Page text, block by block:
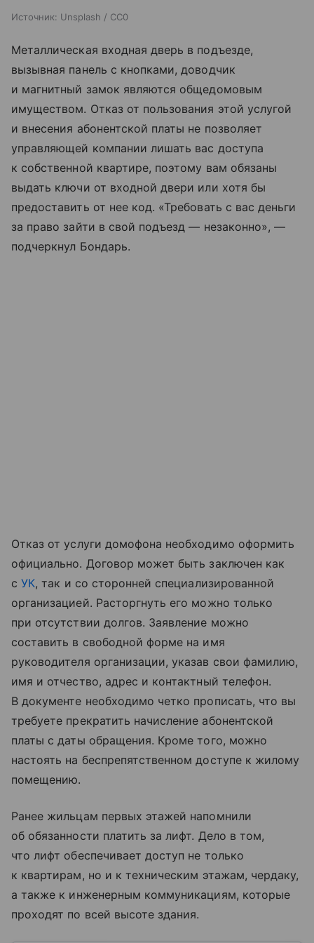
Источник: Unsplash / CC0
Металлическая входная дверь в подъезде,
вызывная панель с кнопками, доводчик
и магнитный замок являются общедомовым
имуществом. Отказ от пользования этой услугой
и внесения абонентской платы не позволяет
управляющей компании лишать вас доступа
к собственной квартире, поэтому вам обязаны
выдать ключи от входной двери или хотя бы
предоставить от нее код. «Требовать с вас деньги
за право зайти в свой подъезд — незаконно», —
подчеркнул Бондарь.
Отказ от услуги домофона необходимо оформить
официально. Договор может быть заключен как
сУК, так и со сторонней специализированной
организацией. Расторгнуть его можно только
при отсутствии долгов. Заявление можно
составить в свободной форме на имя
руководителя организации, указав свои фамилию,
имя и отчество, адрес и контактный телефон.
В документе необходимо четко прописать, что вы
требуете прекратить начисление абонентской
платы с даты обращения. Кроме того, можно
настоять на беспрепятственном доступе к жилому
помещению.
Ранее жильцам первых этажей напомнили
об обязанности платить за лифт. Дело в том,
что лифт обеспечивает доступ не только
к квартирам, но и к техническим этажам, чердаку,
а также к инженерным коммуникациям, которые
проходят по всей высоте здания.